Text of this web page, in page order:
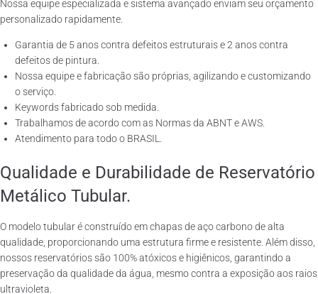
Nossa equipe especializada e sistema avançado enviam seu orçamento
personalizado rapidamente.
Garantia de 5 anos contra defeitos estruturais e 2 anos contra
defeitos de pintura.
Nossa equipe e fabricação são próprias, agilizando e customizando
o serviço.
Keywords fabricado sob medida.
Trabalhamos de acordo com as Normas da ABNT e AWS.
Atendimento para todo o BRASIL.
Qualidade e Durabilidade de Reservatório
Metálico Tubular.
O modelo tubular é construído em chapas de aço carbono de alta
qualidade, proporcionando uma estrutura firme e resistente. Além disso,
nossos reservatórios são 100% atóxicos e higiênicos, garantindo a
preservação da qualidade da água, mesmo contra a exposição aos raios
ultravioleta.